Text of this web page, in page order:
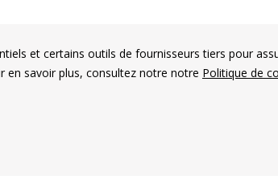
et certains outils de fournisseurs tiers pour
en savoir plus, consultez notre notre Politique de